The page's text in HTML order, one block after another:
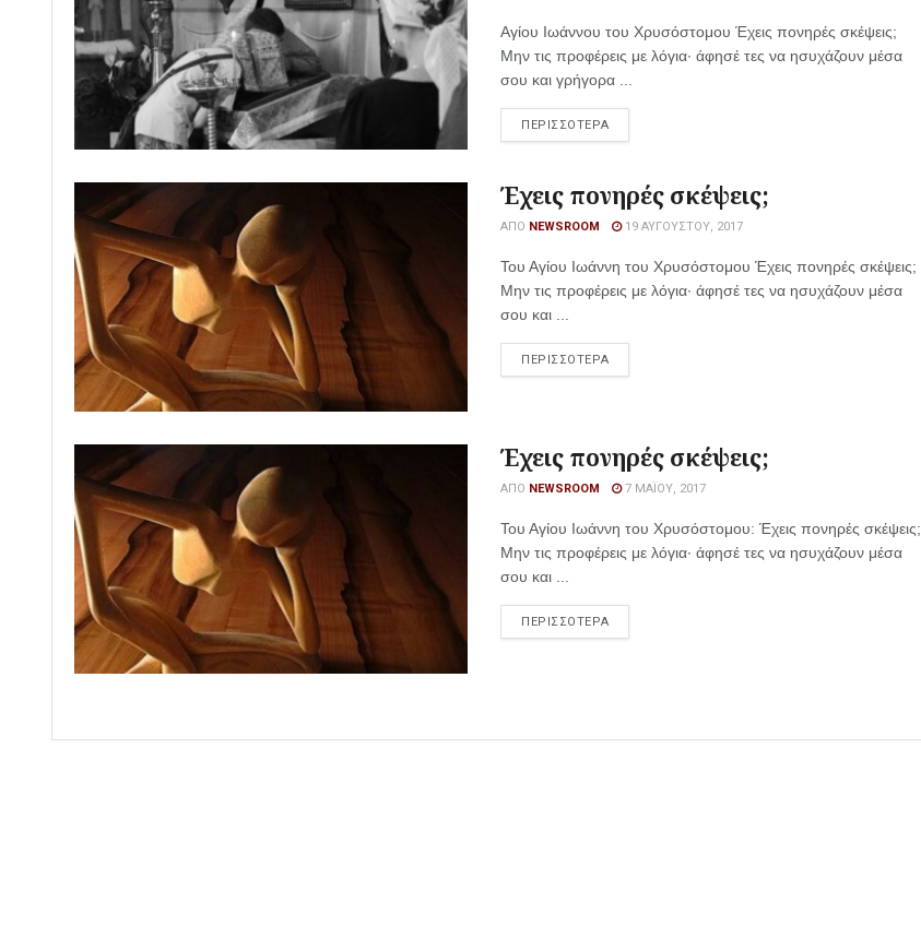
Αγίου Ιωάννου του Χρυσόστομου Έχεις πονηρές σκέψεις;
Μην τις προφέρεις με λόγια· άφησέ τες να ησυχάζουν μέσα
σου και γρήγορα ...
ΠΕΡΙΣΣΟΤΕΡΑ
Έχεις πονηρές σκέψεις;
ΑΠΌ NEWSROOM 19 ΑΥΓΟΎΣΤΟΥ, 2017
Του Αγίου Ιωάννη του Χρυσόστομου Έχεις πονηρές σκέψεις;
Μην τις προφέρεις με λόγια· άφησέ τες να ησυχάζουν μέσα
σου και ...
ΠΕΡΙΣΣΟΤΕΡΑ
Έχεις πονηρές σκέψεις;
ΑΠΌ NEWSROOM 7 ΜΑΪ́ΟΥ, 2017
Του Αγίου Ιωάννη του Χρυσόστομου: Έχεις πονηρές σκέψεις;
Μην τις προφέρεις με λόγια· άφησέ τες να ησυχάζουν μέσα
σου και ...
ΠΕΡΙΣΣΟΤΕΡΑ